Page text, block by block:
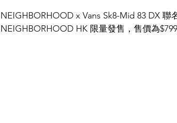
NEIGHBORHOOD x Vans Sk8-Mid 83 DX
NEIGHBORHOOD HK 限量發售，售價為